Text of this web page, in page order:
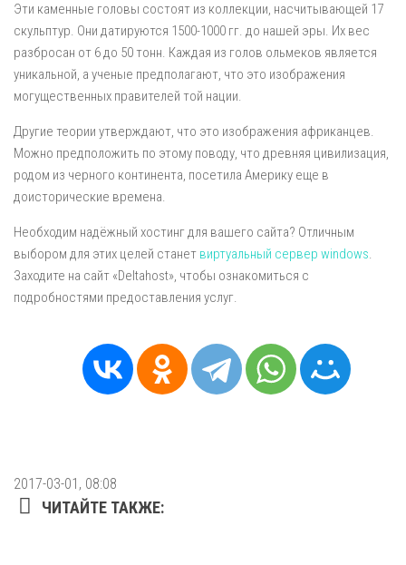
Эти каменные головы состоят из коллекции, насчитывающей 17
скульптур. Они датируются 1500-1000 гг. до нашей эры. Их вес
разбросан от 6 до 50 тонн. Каждая из голов ольмеков является
уникальной, а ученые предполагают, что это изображения
могущественных правителей той нации.
Другие теории утверждают, что это изображения африканцев.
Можно предположить по этому поводу, что древняя цивилизация,
родом из черного континента, посетила Америку еще в
доисторические времена.
Необходим надёжный хостинг для вашего сайта? Отличным
выбором для этих целей станет виртуальный сервер windows.
Заходите на сайт «Deltahost», чтобы ознакомиться с
подробностями предоставления услуг.
2017-03-01, 08:08
ЧИТАЙТЕ ТАКЖЕ: